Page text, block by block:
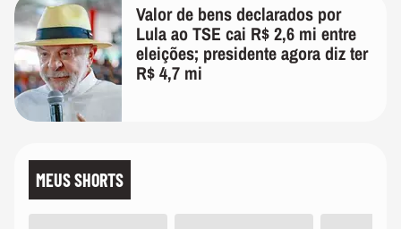
Valor de bens declarados por
Lula ao TSE cai R$ 2,6 mi entre
eleições; presidente agora diz ter
R$ 4,7 mi
MEUS SHORTS